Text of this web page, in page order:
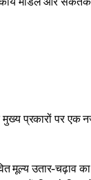
मुख्य प्रकारों पर एक
मूल्य उतार-चढ़ाव का